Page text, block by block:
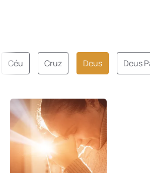
Céu Cruz Deus Deus